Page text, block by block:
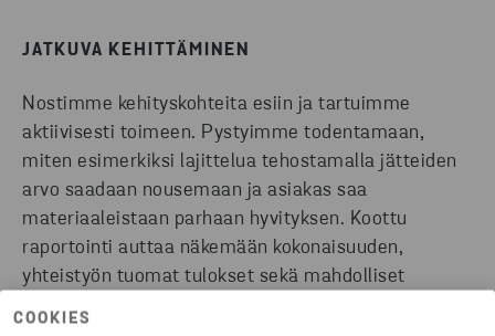
COOKIES
JATKUVA KEHITTÄMINEN
Nostimme kehityskohteita esiin ja tartuimme
aktiivisesti toimeen. Pystyimme todentamaan,
miten esimerkiksi lajittelua tehostamalla jätteiden
arvo saadaan nousemaan ja asiakas saa
materiaaleistaan parhaan hyvityksen. Koottu
raportointi auttaa näkemään kokonaisuuden,
yhteistyön tuomat tulokset sekä mahdolliset
kehityskohteet.